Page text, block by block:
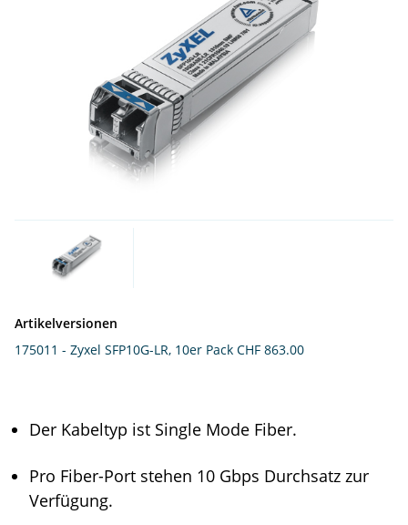
Artikelversionen
175011 - Zyxel SFP10G-LR, 10er Pack CHF 863.00
Der Kabeltyp ist Single Mode Fiber.
Pro Fiber-Port stehen 10 Gbps Durchsatz zur
Verfügung.